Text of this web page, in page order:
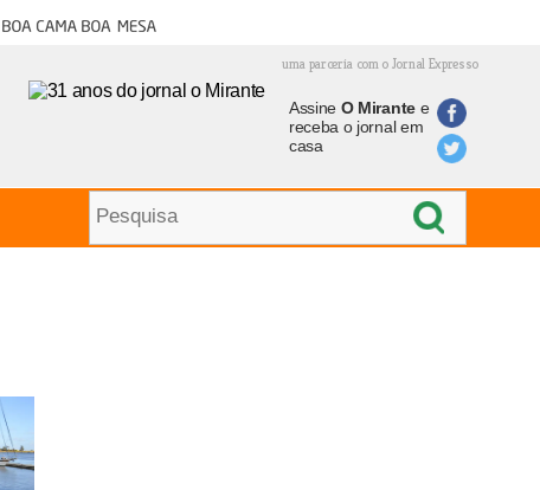
Boa cama boa mesa
uma parceria com o Jornal Expresso
Assine O Mirantee
receba o jornal em
casa